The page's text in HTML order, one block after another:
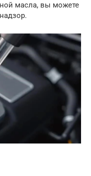
масла, вы можете